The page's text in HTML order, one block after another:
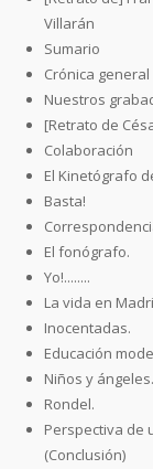
Villarán
Sumario
Crónica general
Nuestros
[Retrato de
Colaboración
El Kinetógrafo
Basta!
El fonógrafo.
Yo!........
La vida en
Inocentadas.
Educación
Niños y ángeles.
Rondel.
Perspectiva de
(Conclusión)